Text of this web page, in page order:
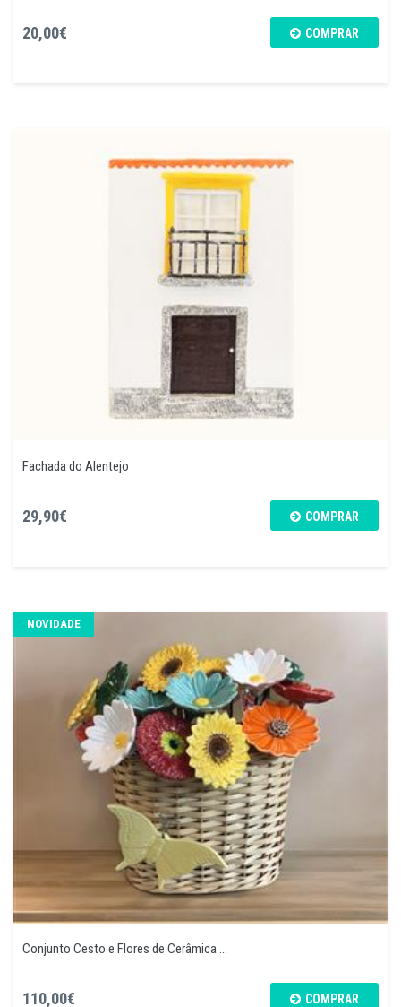
20,00€ COMPRAR
Fachada do Alentejo
29,90€ COMPRAR
NOVIDADE
Conjunto Cesto e Flores de Cerâmica ...
110,00€ COMPRAR